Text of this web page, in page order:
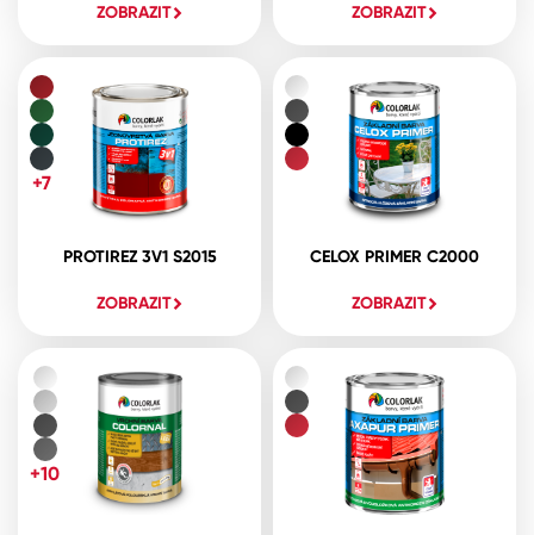
ZOBRAZIT ZOBRAZIT
PROTIREZ 3V1 S2015
ZOBRAZIT
+7
CELOX PRIMER C2000
ZOBRAZIT
+10